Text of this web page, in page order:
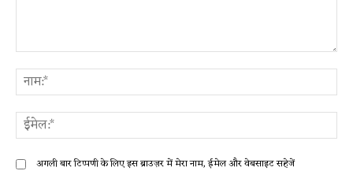
अगली बार टिप्पणी के लिए इस ब्राउज़र में मेरा नाम, ईमेल और वेबसाइट सहेजें